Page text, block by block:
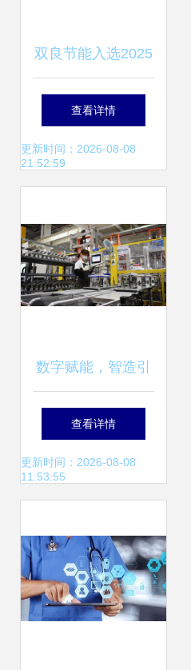
双良节能入选2025
年江苏省先进智能
工厂名单 互联网信
智造新标杆
查看详情
更新时间：2026-08-08
21:52:59
数字赋能，智造引
领 天津“十四五”期
间制造业立市与信
展之路
查看详情
更新时间：2026-08-08
11:53:55